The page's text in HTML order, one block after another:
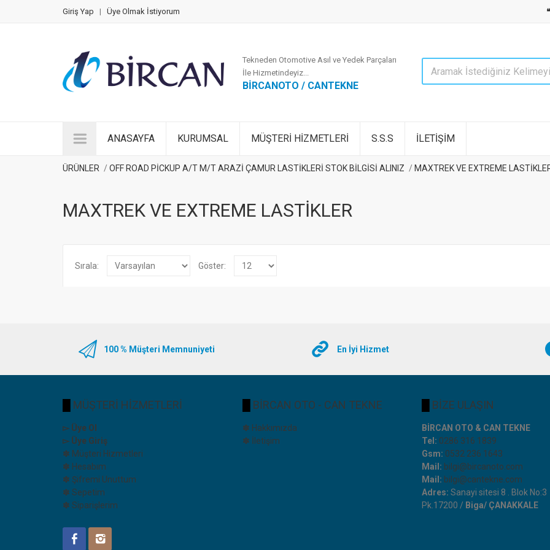
Giriş Yap | Üye Olmak İstiyorum ❝
Tekneden Otomotive Asıl ve Yedek Parçaları
İle Hizmetindeyiz...
BİRCANOTO / CANTEKNE
ANASAYFA KURUMSAL MÜŞTERİ HİZMETLERİ S.S.S İLETİŞİM
ÜRÜNLER OFF ROAD PİCKUP A/T M/T ARAZİ ÇAMUR LASTİKLERİ STOK BİLGİSİ ALINIZ MAXTREK VE EXTREME
MAXTREK VE EXTREME LASTİKLER
Sırala: Göster:
100 % Müşteri Memnuniyeti En İyi Hizmet
MÜŞTERİ HİZMETLERİ
▻ Üye Ol
▻ Üye Giriş
✽ Müşteri Hizmetleri
✽ Hesabım
✽ Şifremi Unuttum
✽ Sepetim
✽ Siparişlerim
BİRCAN OTO - CAN TEKNE
✽ Hakkımızda
✽ İletişim
BİZE ULAŞIN
BİRCAN OTO & CAN TEKNE
Tel: 0286 316 1839
Gsm: 0532 236 1643
Mail: bilgi@bircanoto.com
Mail: bilgi@cantekne.com
Adres: Sanayi sitesi 8 . Blok No:3
Pk.17200 / Biga/ ÇANAKKALE